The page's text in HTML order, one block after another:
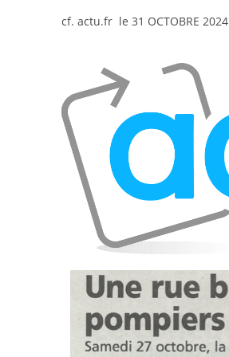
cf. actu.fr le 31 OCTOBRE 2024